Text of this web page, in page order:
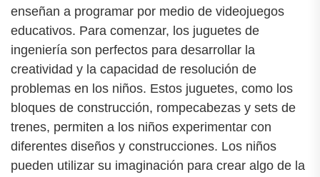
enseñan a programar por medio de videojuegos
educativos. Para comenzar, los juguetes de
ingeniería son perfectos para desarrollar la
creatividad y la capacidad de resolución de
problemas en los niños. Estos juguetes, como los
bloques de construcción, rompecabezas y sets de
trenes, permiten a los niños experimentar con
diferentes diseños y construcciones. Los niños
pueden utilizar su imaginación para crear algo de la